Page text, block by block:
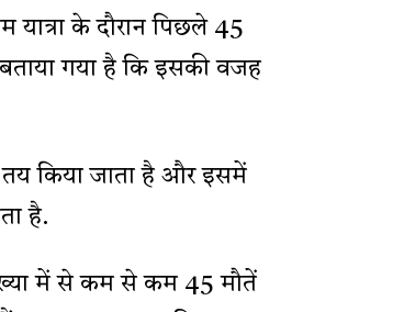
यात्रा के दौरान पिछले 45
गया है कि इसकी वजह
तय किया जाता है और इसमें
है.
में से कम से कम 45 मौतें